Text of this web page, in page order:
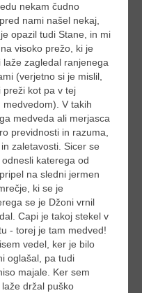
nekam čudno
nami našel nekaj,
opazil tudi Stane, in mi
visoko prežo, ki je
zagledal ranjenega
(verjetno si je mislil,
preži kot pa v tej
V takih
medveda ali merjasca
previdnosti in razuma,
zaletavosti. Sicer se
katerega od
na sledni jermen
ki se je
se je Džoni vrnil
Capi je takoj stekel v
- torej je tam medved!
vedel, ker je bilo
oglašal, pa tudi
majale. Ker sem
držal puško